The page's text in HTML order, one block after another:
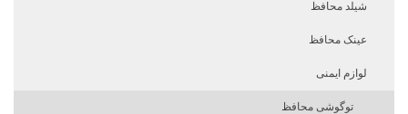
شیلد محافظ
عینک محافظ
لوازم ایمنی
توگوشی محافظ